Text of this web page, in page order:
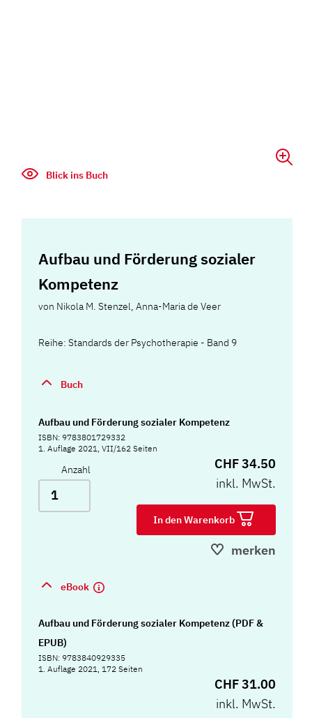
Blick ins Buch
Aufbau und Förderung sozialer
Kompetenz
von Nikola M. Stenzel,Anna-Maria de Veer
Reihe: Standards der Psychotherapie - Band 9
Buch
Aufbau und Förderung sozialer Kompetenz
ISBN: 9783801729332
1. Auflage 2021, VII/162 Seiten
Anzahl
CHF 34.50
inkl. MwSt.
In den Warenkorb
merken
eBook
Aufbau und Förderung sozialer Kompetenz (PDF &
EPUB)
ISBN: 9783840929335
1. Auflage 2021, 172 Seiten
CHF 31.00
inkl. MwSt.